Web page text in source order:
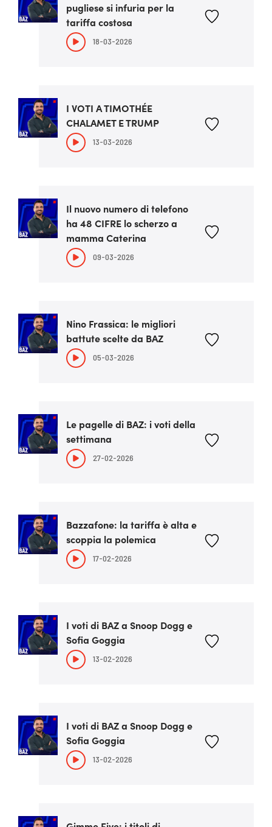
pugliese si infuria per la
tariffa costosa
18-03-2026
I VOTI A TIMOTHÉE
CHALAMET E TRUMP
13-03-2026
Il nuovo numero di telefono
ha 48 CIFRE lo scherzo a
mamma Caterina
09-03-2026
Nino Frassica: le migliori
battute scelte da BAZ
05-03-2026
Le pagelle di BAZ: i voti della
settimana
27-02-2026
Bazzafone: la tariffa è alta e
scoppia la polemica
17-02-2026
I voti di BAZ a Snoop Dogg e
Sofia Goggia
13-02-2026
I voti di BAZ a Snoop Dogg e
Sofia Goggia
13-02-2026